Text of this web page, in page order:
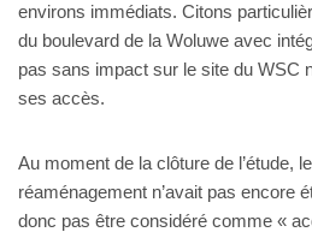
environs immédiats. Citons
du boulevard de la Woluwe avec
pas sans impact sur le site du WSC
ses accès.
Au moment de la clôture de l’étude,
réaménagement n’avait pas encore
donc pas être considéré comme «